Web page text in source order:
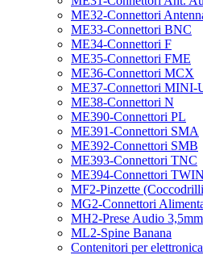
ME32-Connettori
ME33-Connettori BNC
ME34-Connettori F
ME35-Connettori FME
ME36-Connettori MCX
ME37-Connettori MINI-
ME38-Connettori N
ME390-Connettori PL
ME391-Connettori SMA
ME392-Connettori SMB
ME393-Connettori TNC
ME394-Connettori
MF2-Pinzette
MG2-Connettori
MH2-Prese Audio 3,5mm
ML2-Spine Banana
Contenitori per elettronica